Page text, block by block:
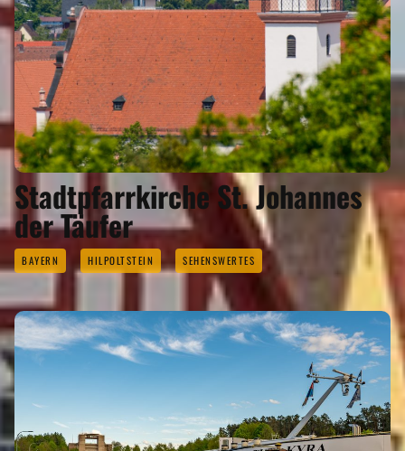
Stadtpfarrkirche St. Johannes
der Täufer
BAYERN HILPOLTSTEIN SEHENSWERTES